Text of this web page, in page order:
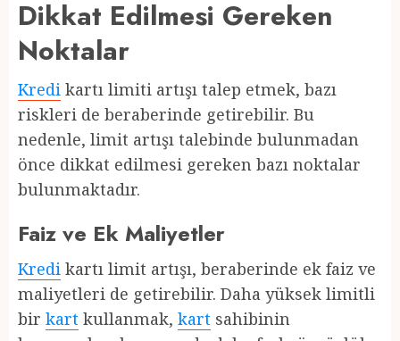
Dikkat Edilmesi Gereken
Noktalar
Kredi kartı limiti artışı talep etmek, bazı
riskleri de beraberinde getirebilir. Bu
nedenle, limit artışı talebinde bulunmadan
önce dikkat edilmesi gereken bazı noktalar
bulunmaktadır.
Faiz ve Ek Maliyetler
Kredi kartı limit artışı, beraberinde ek faiz ve
maliyetleri de getirebilir. Daha yüksek limitli
bir kart kullanmak, kart sahibinin